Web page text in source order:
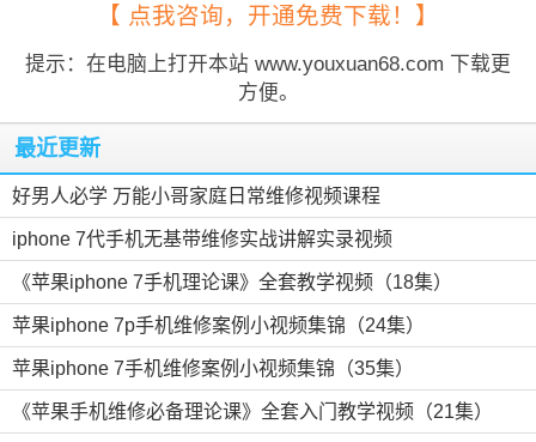
【 点我咨询，开通免费下载！】
提示：在电脑上打开本站 www.youxuan68.com 下载更
方便。
最近更新
好男人必学 万能小哥家庭日常维修视频课程
iphone 7代手机无基带维修实战讲解实录视频
《苹果iphone 7手机理论课》全套教学视频（18集）
苹果iphone 7p手机维修案例小视频集锦（24集）
苹果iphone 7手机维修案例小视频集锦（35集）
《苹果手机维修必备理论课》全套入门教学视频（21集）